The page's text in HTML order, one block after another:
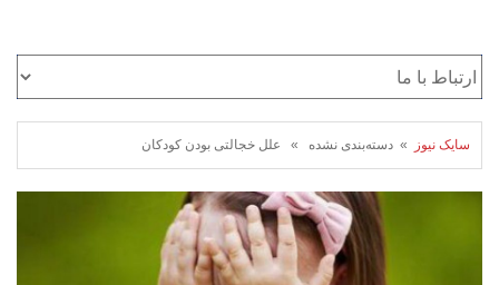
سایک نیوز » دسته‌بندی نشده » علل خجالتی بودن کودکان